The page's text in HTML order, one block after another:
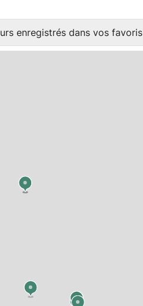
enregistrés dans vos favoris